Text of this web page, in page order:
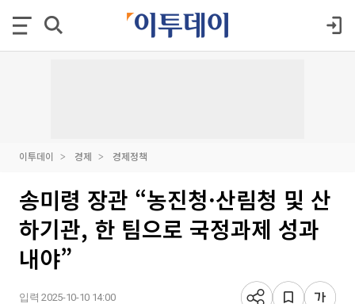
이투데이 경제 경제정책
송미령 장관 “농진청·산림청 및 산
하기관, 한 팀으로 국정과제 성과
내야”
입력 2025-10-10 14:00